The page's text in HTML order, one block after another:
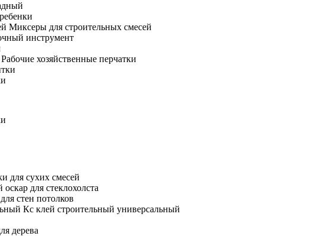
Миксеры для строительных смесей
инструмент
Рабочие хозяйственные перчатки
для сухих смесей
оскар для стеклохолста
стен потолков
Кс клей строительный универсальный
дерева